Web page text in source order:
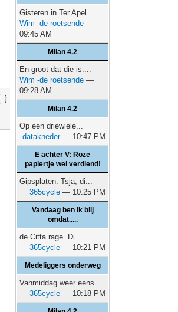
}
Gisteren in Ter Apel...
Wim -de roetsende —
09:45 AM
Milan 4.2
En groot dat die is....
Wim -de roetsende —
09:28 AM
Milan 4.2
Op een driewiele...
datakneder— 10:47 PM
E achter V: Roze
papiertje wel verdiend!
Gipsplaten. Tsja, di...
365cycle — 10:25 PM
Vandaag ben ik blij
omdat.....
de Citta rage Di...
365cycle — 10:21 PM
Medeliggers onderweg
Vanmiddag weer eens ...
365cycle — 10:18 PM